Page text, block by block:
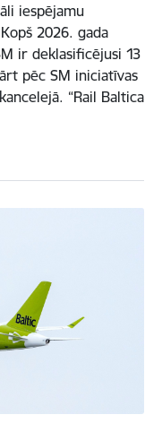
iespējamu
2026. gada
ir deklasificējusi 13
pēc SM iniciatīvas
“Rail Baltica